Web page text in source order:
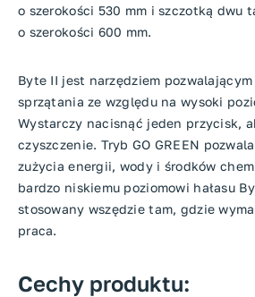
o szerokości 530 mm i szczotką dwu
o szerokości 600 mm.
Byte II jest narzędziem
sprzątania ze względu na wysoki
Wystarczy nacisnąć jeden przycisk,
czyszczenie. Tryb GO GREEN
zużycia energii, wody i środków
bardzo niskiemu poziomowi hałasu
stosowany wszędzie tam, gdzie
praca.
Cechy produktu: